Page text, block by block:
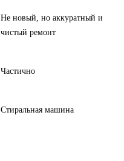
Не новый, но аккуратный и
чистый ремонт
Частично
Стиральная машина